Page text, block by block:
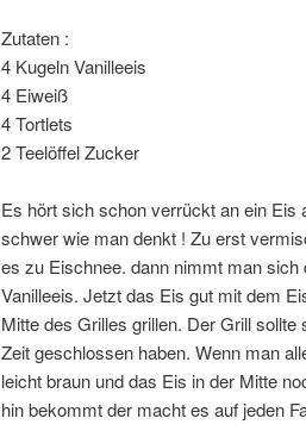
Zutaten :
4 Kugeln Vanilleeis
4 Eiweiß
4 Tortlets
2 Teelöffel Zucker
Es hört sich schon verrückt an ein
schwer wie man denkt ! Zu erst
es zu Eischnee. dann nimmt man
Vanilleeis. Jetzt das Eis gut mit dem
Mitte des Grilles grillen. Der Grill
Zeit geschlossen haben. Wenn man
leicht braun und das Eis in der Mitte
hin bekommt der macht es auf jeden